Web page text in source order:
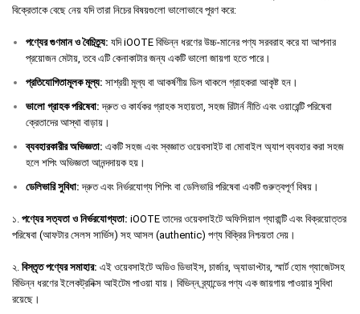
বিক্রেতাকে বেছে নেয় যদি তারা নিচের বিষয়গুলো ভালোভাবে পূরণ করে:
পণ্যের গুণমান ও বৈচিত্র্য: যদি iOOTE বিভিন্ন ধরণের উচ্চ-মানের পণ্য সরবরাহ করে যা আপনার
প্রয়োজন মেটায়, তবে এটি কেনাকাটার জন্য একটি ভালো জায়গা হতে পারে।
প্রতিযোগিতামূলক মূল্য: সাশ্রয়ী মূল্য বা আকর্ষণীয় ডিল থাকলে গ্রাহকরা আকৃষ্ট হন।
ভালো গ্রাহক পরিষেবা: দ্রুত ও কার্যকর গ্রাহক সহায়তা, সহজ রিটার্ন নীতি এবং ওয়ারেন্টি পরিষেবা
ক্রেতাদের আস্থা বাড়ায়।
ব্যবহারকারীর অভিজ্ঞতা: একটি সহজ এবং স্বজ্ঞাত ওয়েবসাইট বা মোবাইল অ্যাপ ব্যবহার করা সহজ
হলে শপিং অভিজ্ঞতা আনন্দদায়ক হয়।
ডেলিভারি সুবিধা: দ্রুত এবং নির্ভরযোগ্য শিপিং বা ডেলিভারি পরিষেবা একটি গুরুত্বপূর্ণ বিষয়।
১. পণ্যের সত্যতা ও নির্ভরযোগ্যতা: iOOTE তাদের ওয়েবসাইটে অফিসিয়াল গ্যারান্টি এবং বিক্রয়োত্তর
পরিষেবা (আফটার সেলস সার্ভিস) সহ আসল (authentic) পণ্য বিক্রির নিশ্চয়তা দেয়।
২. বিস্তৃত পণ্যের সমাহার: এই ওয়েবসাইটে অডিও ডিভাইস, চার্জার, অ্যাডাপ্টার, স্মার্ট হোম গ্যাজেটসহ
বিভিন্ন ধরণের ইলেকট্রনিক্স আইটেম পাওয়া যায়। বিভিন্ন ব্র্যান্ডের পণ্য এক জায়গায় পাওয়ার সুবিধা
রয়েছে।